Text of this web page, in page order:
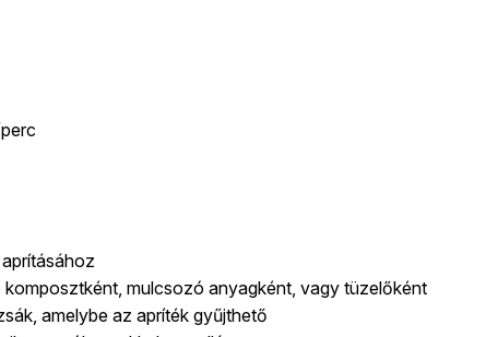
mulcsozó anyagként, vagy tüzelőként
amelybe az apríték gyűjthető